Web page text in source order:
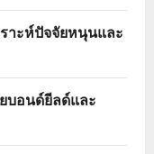
าะห์ปัจจัยหนุนและ
บอนด์ยีลด์และ